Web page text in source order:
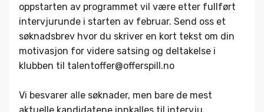
oppstarten av programmet vil være etter fullført
intervjurunde i starten av februar. Send oss et
søknadsbrev hvor du skriver en kort tekst om din
motivasjon for videre satsing og deltakelse i
klubben til talentoffer@offerspill.no
Vi besvarer alle søknader, men bare de mest